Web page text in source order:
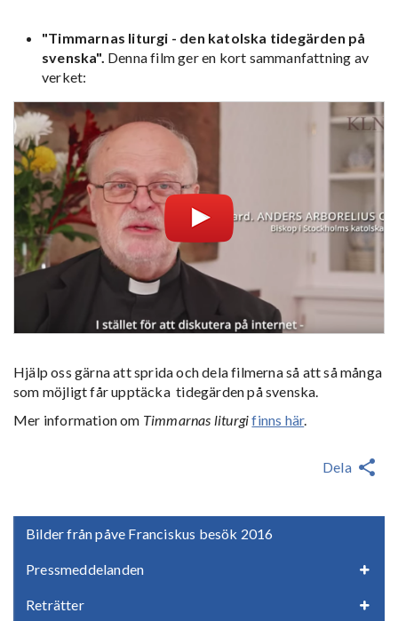
Bilder från påve Franciskus besök 2016
Pressmeddelanden
Reträtter
"Timmarnas liturgi - den katolska tidegärden på
svenska". Denna film ger en kort sammanfattning av
verket:
Hjälp oss gärna att sprida och dela filmerna så att så många
som möjligt får upptäcka tidegärden på svenska.
Mer information om Timmarnas liturgifinns här.
Dela